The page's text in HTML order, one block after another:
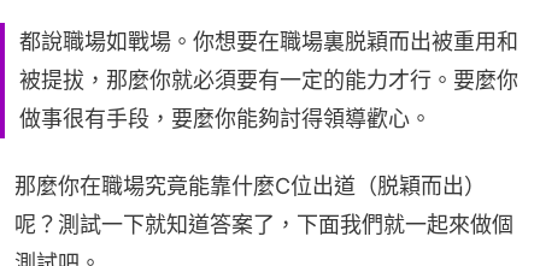
都說職場如戰場。你想要在職場裏脱穎而出被重用和
被提拔，那麼你就必須要有一定的能力才行。要麼你
做事很有手段，要麼你能夠討得領導歡心。
那麼你在職場究竟能靠什麼C位出道（脱穎而出）
呢？測試一下就知道答案了，下面我們就一起來做個